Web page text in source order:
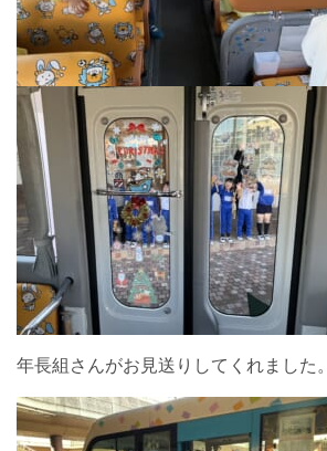
年長組さんがお見送りしてくれました。